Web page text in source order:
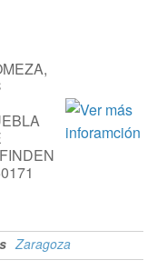
Zaragoza